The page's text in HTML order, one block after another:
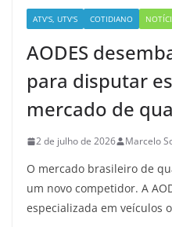
ATV'S, UTV'S COTIDIANO
AODES
para disputar
mercado de
2 de julho de 2026 Marcelo
O mercado brasileiro de
um novo competidor. A
especializada em veículos